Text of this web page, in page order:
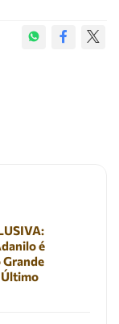
é
Grande
Último